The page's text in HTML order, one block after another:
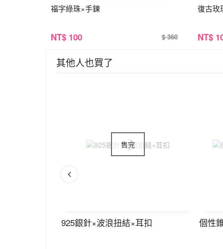
福字綠珠×手鍊
NT$ 100 $ 360
復古玫
NT$
其他人也買了
925銀針×波浪扭結×耳扣 個性